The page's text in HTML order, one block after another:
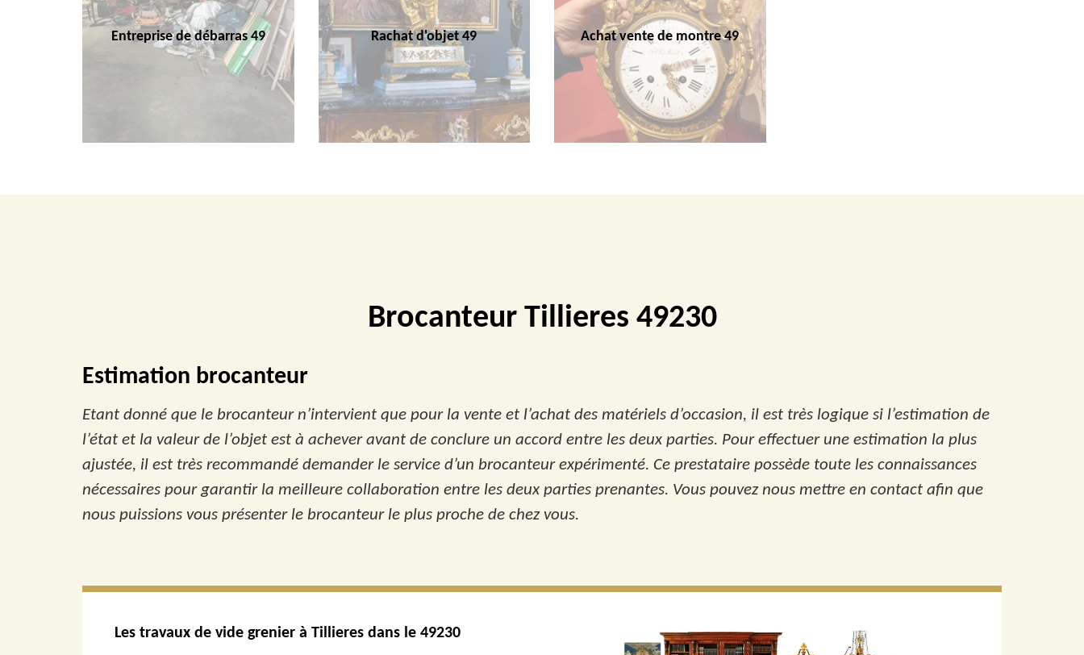
Entreprise de débarras 49 Rachat d'objet 49 Achat vente de montre 49
Brocanteur Tillieres 49230
Estimation brocanteur
Etant donné que le brocanteur n’intervient que pour la vente et l’achat des matériels d’occasion, il est très logique si l’estimation de
l’état et la valeur de l’objet est à achever avant de conclure un accord entre les deux parties. Pour effectuer une estimation la plus
ajustée, il est très recommandé demander le service d’un brocanteur expérimenté. Ce prestataire possède toute les connaissances
nécessaires pour garantir la meilleure collaboration entre les deux parties prenantes. Vous pouvez nous mettre en contact afin que
nous puissions vous présenter le brocanteur le plus proche de chez vous.
Les travaux de vide grenier à Tillieres dans le 49230